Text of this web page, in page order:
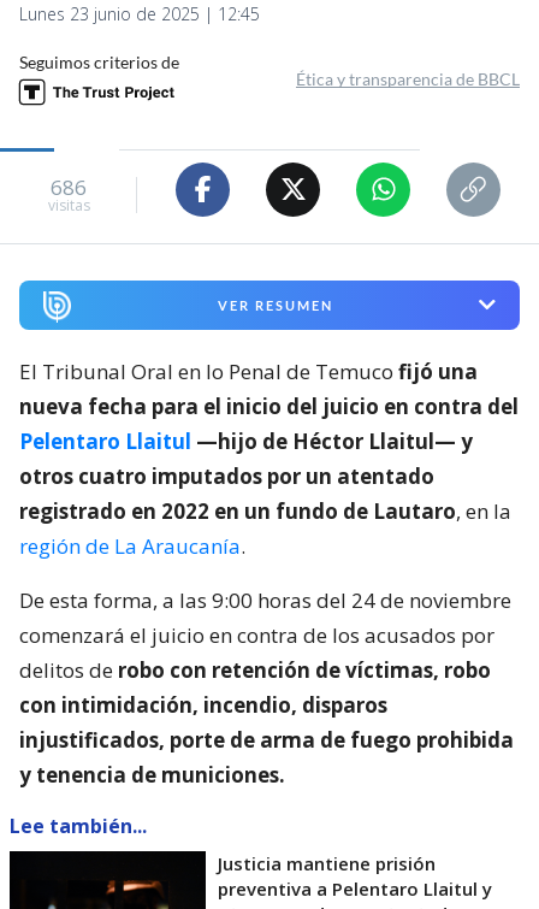
Lunes 23 junio de 2025 | 12:45
Seguimos criterios de
Ética y transparencia de BBCL
686
visitas
VER RESUMEN
El Tribunal Oral en lo Penal de Temuco fijó una
nueva fecha para el inicio del juicio en contra del
Pelentaro Llaitul —hijo de Héctor Llaitul— y
otros cuatro imputados por un atentado
registrado en 2022 en un fundo de Lautaro, en la
región de La Araucanía.
De esta forma, a las 9:00 horas del 24 de noviembre
comenzará el juicio en contra de los acusados por
delitos de robo con retención de víctimas, robo
con intimidación, incendio, disparos
injustificados, porte de arma de fuego prohibida
y tenencia de municiones.
Lee también...
Justicia mantiene prisión
preventiva a Pelentaro Llaitul y